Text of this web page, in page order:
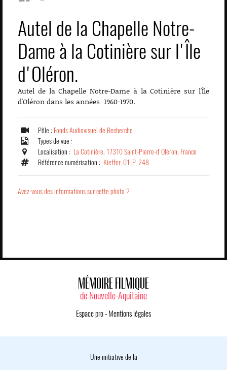
Autel de la Chapelle Notre-
Dame à la Cotinière sur l'Île
d'Oléron.
Autel de la Chapelle Notre-Dame à la Cotinière sur l'Île
d'Oléron dans les années 1960-1970.
Pôle : Fonds Audiovisuel de Recherche
Types de vue :
Localisation : La Cotinière, 17310 Saint-Pierre-d'Oléron, France
Référence numérisation : Kieffer_01_P_248
Avez-vous des informations sur cette photo ?
MÉMOIRE FILMIQUE
de Nouvelle-Aquitaine
Espace pro- Mentions légales
Une initiative de la